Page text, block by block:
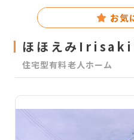
お気
ほほえみIrisaki
住宅型有料老人ホーム